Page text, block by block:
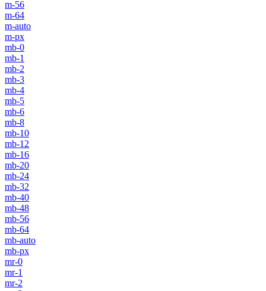
m-56
m-64
m-auto
m-px
mb-0
mb-1
mb-2
mb-3
mb-4
mb-5
mb-6
mb-8
mb-10
mb-12
mb-16
mb-20
mb-24
mb-32
mb-40
mb-48
mb-56
mb-64
mb-auto
mb-px
mr-0
mr-1
mr-2